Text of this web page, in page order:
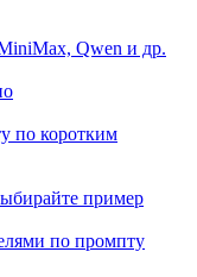
Qwen и др.
по коротким
пример
по промпту